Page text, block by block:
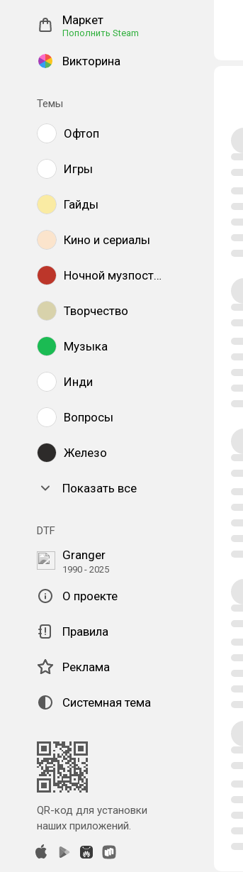
Маркет
Пополнить Steam
Викторина
Темы
Офтоп
Игры
Гайды
Кино и сериалы
Ночной музпостинг
Творчество
Музыка
Инди
Вопросы
Железо
Показать все
DTF
Granger
1990 - 2025
О проекте
Правила
Реклама
Системная тема
QR-код для установки
наших приложений.